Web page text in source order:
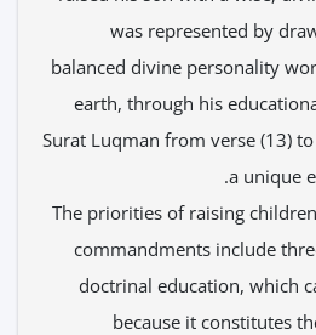
was represented by
balanced divine personality
earth, through his
Surat Luqman from verse
a
The priorities of raising
commandments include
doctrinal education,
because it